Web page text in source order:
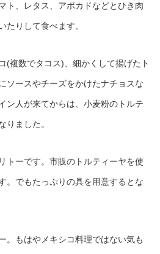
ト、レタス、アボカドなどとひき肉
たりして食べます。
(複数でタコス)、細かくして揚げたト
ソースやチーズをかけたナチョスな
ン人が来てからは、小麦粉のトルテ
りました。
トーです。市販のトルティーヤを使
。でもたっぷりの具を用意するとな
。もはやメキシコ料理ではない気も